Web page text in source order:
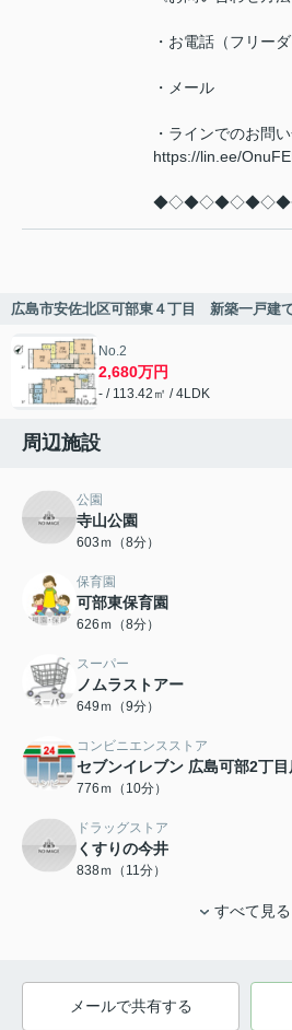
・お電話（フリーダ
・メール
・ラインでのお問
https://lin.ee/
広島市安佐北区可部東４丁目 新築一戸建
No.2
2,680万円
- / 113.42㎡ / 4LDK
周辺施設
公園
寺山公園
603ｍ（8分）
保育園
可部東保育園
626ｍ（8分）
スーパー
ノムラストアー
649ｍ（9分）
コンビニエンスストア
セブンイレブン 広島可部2丁目
776ｍ（10分）
ドラッグストア
くすりの今井
838ｍ（11分）
すべて見る
メールで共有する